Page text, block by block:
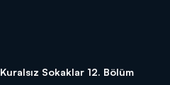
Kuralsız Sokaklar 12. Bölüm